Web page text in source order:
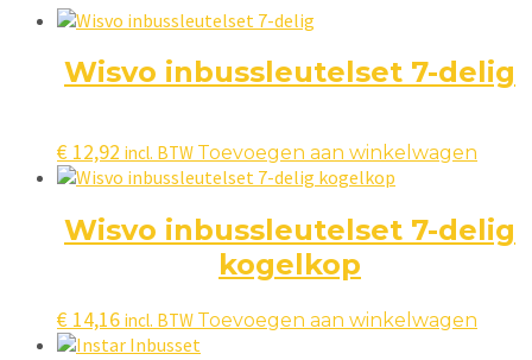
Wisvo inbussleutelset 7-delig
€ 12,92 incl. BTW Toevoegen aan winkelwagen
Wisvo inbussleutelset 7-delig
kogelkop
€ 14,16 incl. BTW Toevoegen aan winkelwagen